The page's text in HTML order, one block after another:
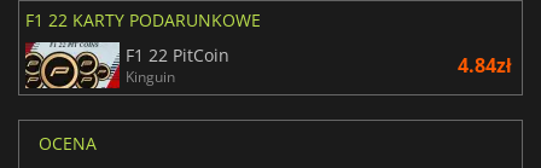
F1 22 KARTY PODARUNKOWE
F1 22 PitCoin
Kinguin 4.84zł
OCENA